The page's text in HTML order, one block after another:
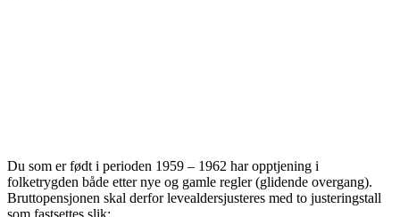
Du som er født i perioden 1959 – 1962 har opptjening i
folketrygden både etter nye og gamle regler (glidende overgang).
Bruttopensjonen skal derfor levealdersjusteres med to justeringstall